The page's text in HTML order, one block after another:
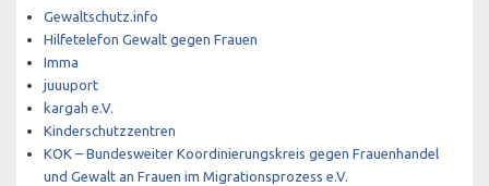
Gewaltschutz.info
Hilfetelefon Gewalt gegen Frauen
Imma
juuuport
kargah e.V.
Kinderschutzzentren
KOK – Bundesweiter Koordinierungskreis gegen Frauenhandel
und Gewalt an Frauen im Migrationsprozess e.V.